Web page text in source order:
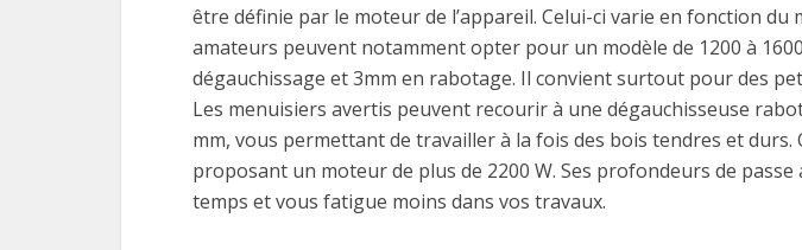
être définie par le moteur de l’appareil. Celui-ci varie en fonction
amateurs peuvent notamment opter pour un modèle de 1200 à
dégauchissage et 3mm en rabotage. Il convient surtout pour des
Les menuisiers avertis peuvent recourir à une dégauchisseuse
mm, vous permettant de travailler à la fois des bois tendres et
proposant un moteur de plus de 2200 W. Ses profondeurs de
temps et vous fatigue moins dans vos travaux.